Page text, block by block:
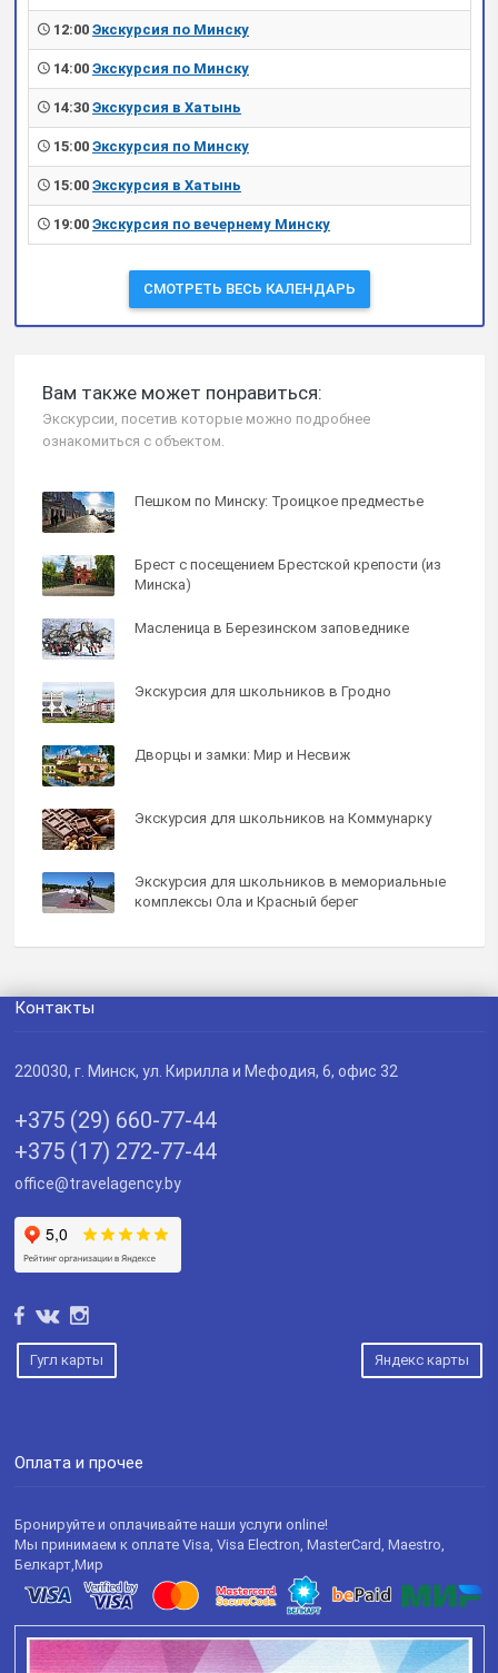
12:00 Экскурсия по Минску
14:00 Экскурсия по Минску
14:30 Экскурсия в Хатынь
15:00 Экскурсия по Минску
15:00 Экскурсия в Хатынь
19:00 Экскурсия по вечернему Минску
СМОТРЕТЬ ВЕСЬ КАЛЕНДАРЬ
Вам также может понравиться:
Экскурсии, посетив которые можно подробнее
ознакомиться с объектом.
Пешком по Минску: Троицкое предместье
Брест с посещением Брестской крепости (из
Минска)
Масленица в Березинском заповеднике
Экскурсия для школьников в Гродно
Дворцы и замки: Мир и Несвиж
Экскурсия для школьников на Коммунарку
Экскурсия для школьников в мемориальные
комплексы Ола и Красный берег
Контакты
220030, г. Минск, ул. Кирилла и Мефодия, 6, офис 32
+375 (29) 660-77-44
+375 (17) 272-77-44
office@travelagency.by
Гугл карты Яндекс карты
Оплата и прочее
Бронируйте и оплачивайте наши услуги online!
Мы принимаем к оплате Visa, Visa Electron, MasterCard, Maestro,
Белкарт,Мир